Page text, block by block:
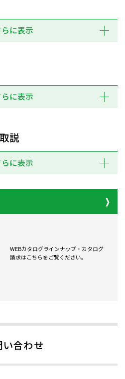
らに表示
らに表示
説
らに表示
WEBカタログラインナップ・カタログ
請求はこちらをご覧ください。
い合わせ